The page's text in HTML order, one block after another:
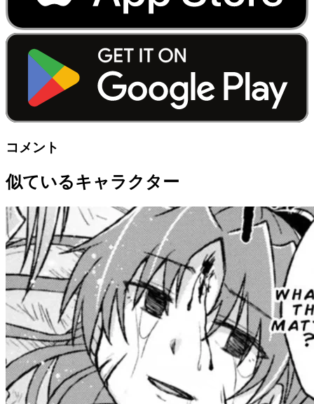
コメント
似ているキャラクター